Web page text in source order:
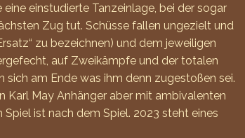
einstudierte Tanzeinlage, bei der sogar
Zug tut. Schüsse fallen ungezielt und
zu bezeichnen) und dem jeweiligen
auf Zweikämpfe und der totalen
am Ende was ihm denn zugestoßen sei.
Karl May Anhänger aber mit ambivalenten
ist nach dem Spiel. 2023 steht eines